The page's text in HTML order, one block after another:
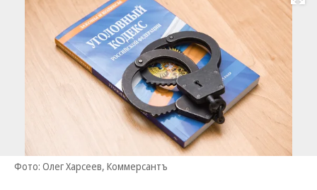
Развернуть
Фото: Олег Харсеев, Коммерсантъ